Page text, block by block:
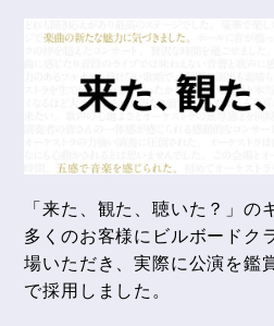
「来た、観た、聴いた？」の
多くのお客様にビルボードク
場いただき、実際に公演を鑑
で採用しました。